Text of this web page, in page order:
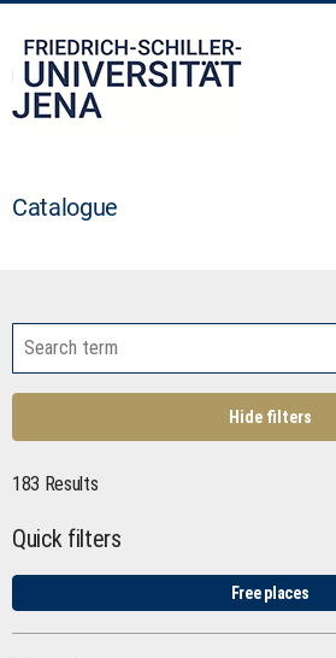
Catalogue
Hide filters
183 Results
Quick filters
Free places